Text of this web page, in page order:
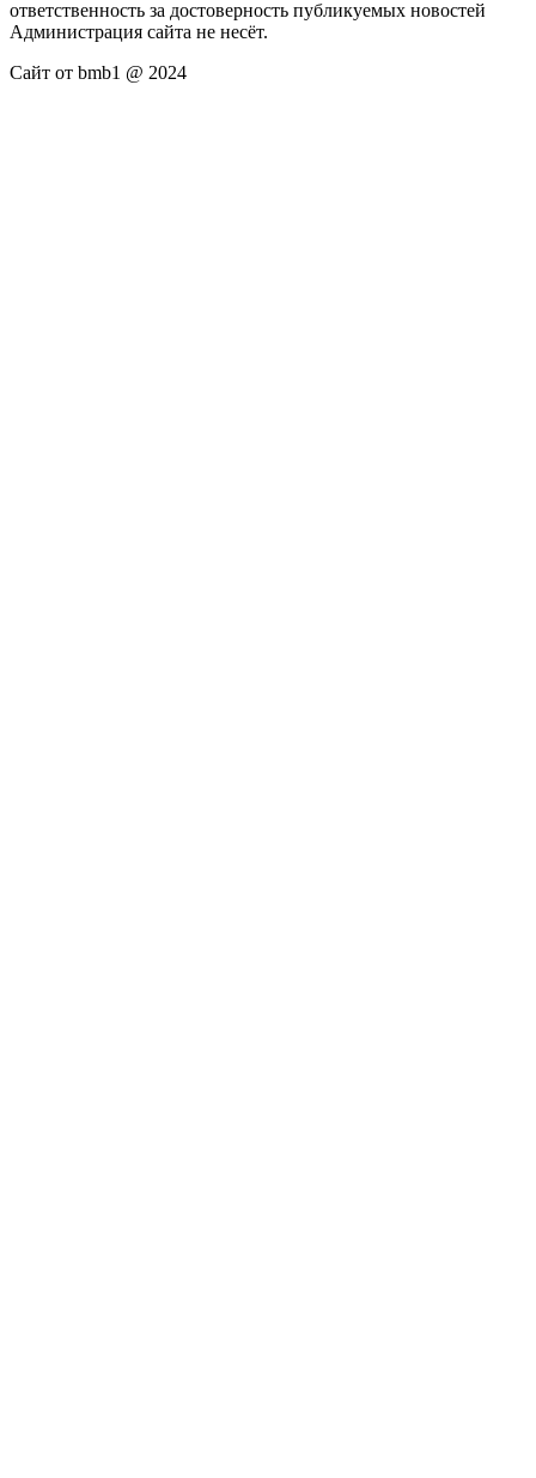
ответственность за достоверность публикуемых новостей
Администрация сайта не несёт.
Сайт от bmb1 @ 2024